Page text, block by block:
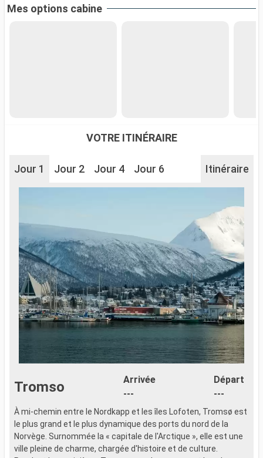
Mes options cabine
VOTRE ITINÉRAIRE
Jour 1 Jour 2 Jour 4 Jour 6 Itinéraire
Tromso
Arrivée
---
Départ
---
À mi-chemin entre le Nordkapp et les îles Lofoten, Tromsø est
le plus grand et le plus dynamique des ports du nord de la
Norvège. Surnommée la « capitale de l'Arctique », elle est une
ville pleine de charme, chargée d'histoire et de culture.